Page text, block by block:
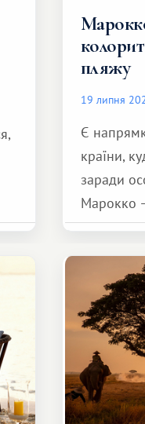
пляжу
19 липня
Є
країни,
заради
Марокко